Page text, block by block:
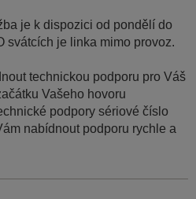
je k dispozici od pondělí do
svátcích je linka mimo provoz.
technickou podporu pro Váš
Vašeho hovoru
podpory sériové číslo
nabídnout podporu rychle a